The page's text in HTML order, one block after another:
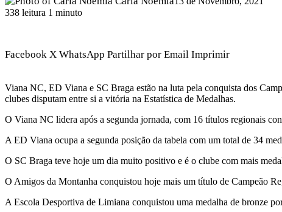
338 leitura 1 minuto
Facebook X WhatsApp Partilhar por Email Imprimir
Viana NC, ED Viana e SC Braga estão na luta pela conquista dos
clubes disputam entre si a vitória na Estatística de Medalhas.
O Viana NC lidera após a segunda jornada, com 16 títulos regionais
A ED Viana ocupa a segunda posição da tabela com um total de 34
O SC Braga teve hoje um dia muito positivo e é o clube com mais
O Amigos da Montanha conquistou hoje mais um título de Campeão
A Escola Desportiva de Limiana conquistou uma medalha de bronze